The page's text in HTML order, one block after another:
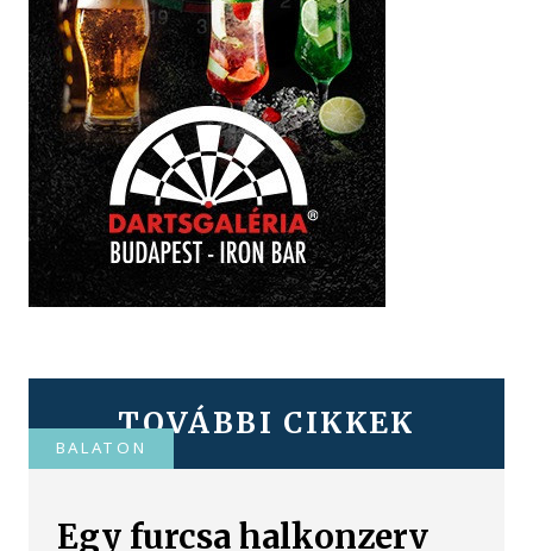
TOVÁBBI CIKKEK
BALATON
Egy furcsa halkonzerv